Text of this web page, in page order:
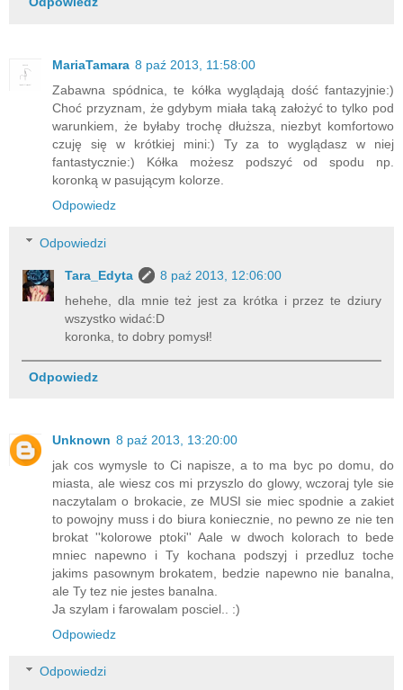
MariaTamara 8 paź 2013, 11:58:00
Zabawna spódnica, te kółka wyglądają dość fantazyjnie:)
Choć przyznam, że gdybym miała taką założyć to tylko pod
warunkiem, że byłaby trochę dłuższa, niezbyt komfortowo
czuję się w krótkiej mini:) Ty za to wyglądasz w niej
fantastycznie:) Kółka możesz podszyć od spodu np.
koronką w pasującym kolorze.
Odpowiedz
Odpowiedzi
Tara_Edyta
8 paź 2013, 12:06:00
hehehe, dla mnie też jest za krótka i przez te dziury
wszystko widać:D
koronka, to dobry pomysł!
Odpowiedz
Unknown 8 paź 2013, 13:20:00
jak cos wymysle to Ci napisze, a to ma byc po domu, do
miasta, ale wiesz cos mi przyszlo do glowy, wczoraj tyle sie
naczytalam o brokacie, ze MUSI sie miec spodnie a zakiet
to powojny muss i do biura koniecznie, no pewno ze nie ten
brokat ''kolorowe ptoki'' Aale w dwoch kolorach to bede
mniec napewno i Ty kochana podszyj i przedluz toche
jakims pasownym brokatem, bedzie napewno nie banalna,
ale Ty tez nie jestes banalna.
Ja szylam i farowalam posciel.. :)
Odpowiedz
Odpowiedzi